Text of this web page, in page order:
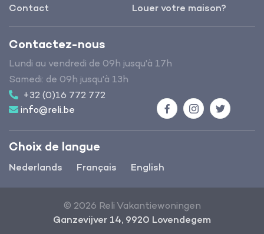
Contact Louer votre maison?
Choix de langue
Nederlands Français English
Contactez-nous
Lundi au vendredi de 09h jusqu'à 17h
Samedi: de 09h jusqu'à 13h
+32 (0)16 772 772
info@reli.be
FacebookInstagramTwitter
© 2026 Reli Vakantiewoningen
Ganzevijver 14, 9920 Lovendegem